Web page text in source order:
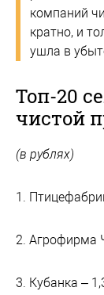
компаний
кратно, и
ушла в
Топ-20
чистой
(в рублях)
1.
2. Агрофирма
3. Кубанка –